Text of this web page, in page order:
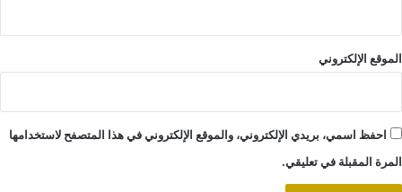
الموقع الإلكتروني
احفظ اسمي، بريدي الإلكتروني، والموقع الإلكتروني في هذا المتصفح لاستخدامها
المرة المقبلة في تعليقي.